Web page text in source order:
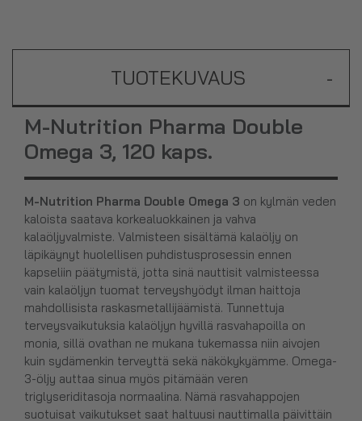
TUOTEKUVAUS -
M-Nutrition Pharma Double
Omega 3, 120 kaps.
M-Nutrition Pharma Double Omega 3 on kylmän veden
kaloista saatava korkealuokkainen ja vahva
kalaöljyvalmiste. Valmisteen sisältämä kalaöljy on
läpikäynyt huolellisen puhdistusprosessin ennen
kapseliin päätymistä, jotta sinä nauttisit valmisteessa
vain kalaöljyn tuomat terveyshyödyt ilman haittoja
mahdollisista raskasmetallijäämistä. Tunnettuja
terveysvaikutuksia kalaöljyn hyvillä rasvahapoilla on
monia, sillä ovathan ne mukana tukemassa niin aivojen
kuin sydämenkin terveyttä sekä näkökykyämme. Omega-
3-öljy auttaa sinua myös pitämään veren
triglyseriditasoja normaalina. Nämä rasvahappojen
suotuisat vaikutukset saat haltuusi nauttimalla päivittäin